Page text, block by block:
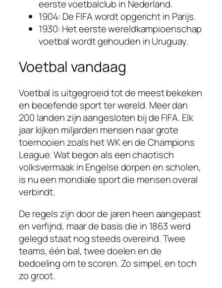
eerste voetbalclub in Nederland.
1904: De FIFA wordt opgericht in Parijs.
1930: Het eerste wereldkampioenschap
voetbal wordt gehouden in Uruguay.
Voetbal vandaag
Voetbal is uitgegroeid tot de meest bekeken
en beoefende sport ter wereld. Meer dan
200 landen zijn aangesloten bij de FIFA. Elk
jaar kijken miljarden mensen naar grote
toernooien zoals het WK en de Champions
League. Wat begon als een chaotisch
volksvermaak in Engelse dorpen en scholen,
is nu een mondiale sport die mensen overal
verbindt.
De regels zijn door de jaren heen aangepast
en verfijnd, maar de basis die in 1863 werd
gelegd staat nog steeds overeind. Twee
teams, één bal, twee doelen en de
bedoeling om te scoren. Zo simpel, en toch
zo groot.